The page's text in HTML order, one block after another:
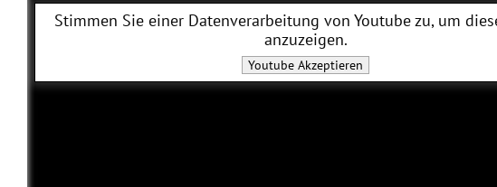
Stimmen Sie einer Datenverarbeitung vonYoutubezu, um
anzuzeigen.
Youtube Akzeptieren